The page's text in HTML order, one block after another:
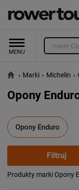
› Marki › Michelin ›
Opony
Opony Enduro
Popularność:
Produkty marki Opony